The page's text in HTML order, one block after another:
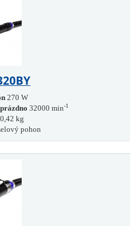
270 W
32000 min-1
0,42 kg
pohon